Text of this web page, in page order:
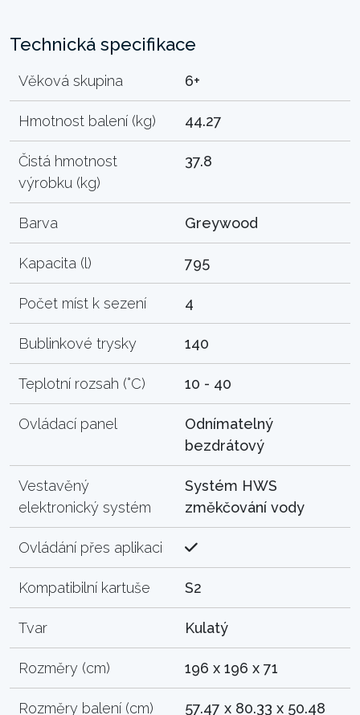
Technická specifikace
Věková skupina 6+
Hmotnost balení (kg) 44.27
Čistá hmotnost
výrobku (kg)
37.8
Barva Greywood
Kapacita (l) 795
Počet míst k sezení 4
Bublinkové trysky 140
Teplotní rozsah (°C) 10 - 40
Ovládací panel
Odnímatelný
bezdrátový
Vestavěný
elektronický systém
Systém HWS
změkčování vody
Ovládání přes aplikaci
Kompatibilní kartuše S2
Tvar Kulatý
Rozměry (cm) 196 x 196 x 71
Rozměry balení (cm) 57.47 x 80.33 x 50.48